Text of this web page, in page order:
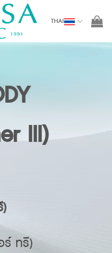
THAI
III)
ร์ ทรี)